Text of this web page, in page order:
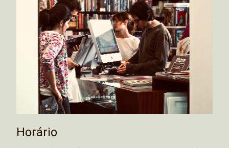
Horário